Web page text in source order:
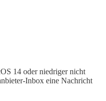
14 oder niedriger nicht
Inbox eine Nachricht